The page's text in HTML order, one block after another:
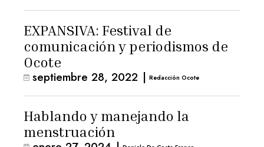
EXPANSIVA: Festival de
comunicación y periodismos de
Ocote
septiembre 28, 2022 | Redacción Ocote
Hablando y manejando la
menstruación